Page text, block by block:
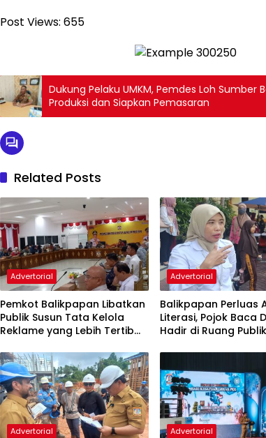
Post Views: 655
Dukung Pelaku UMKM, Pemdes Loh Sumber
Produksi dan Siapkan Pemasaran
Related Posts
Advertorial
Pemkot Balikpapan Libatkan
Publik Susun Tata Kelola
Reklame yang Lebih Tertib
Advertorial
Balikpapan Perluas
Literasi, Pojok Baca
Hadir di Ruang Publik
Advertorial Advertorial